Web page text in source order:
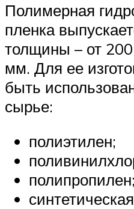
Полимерная
пленка
толщины – от
мм. Для ее
быть
сырье:
полиэтилен;
полипропилен;